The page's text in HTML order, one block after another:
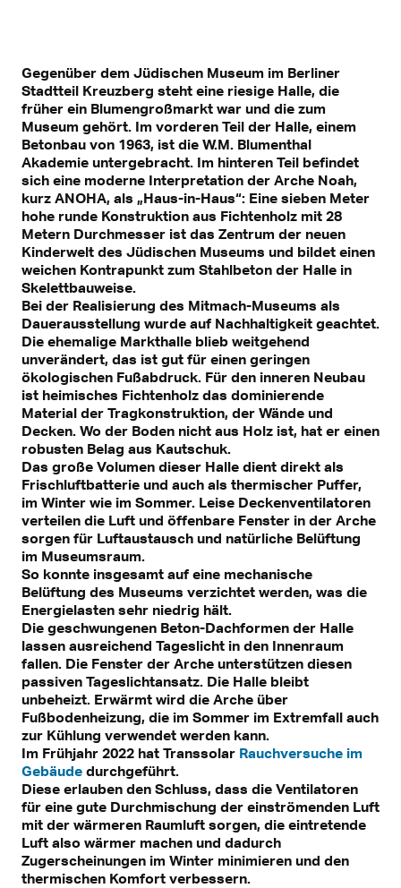
Gegenüber dem Jüdischen Museum im Berliner
Stadtteil Kreuzberg steht eine riesige Halle, die
früher ein Blumengroßmarkt war und die zum
Museum gehört. Im vorderen Teil der Halle, einem
Betonbau von 1963, ist die W.M. Blumenthal
Akademie untergebracht. Im hinteren Teil befindet
sich eine moderne Interpretation der Arche Noah,
kurz ANOHA, als „Haus-in-Haus“: Eine sieben Meter
hohe runde Konstruktion aus Fichtenholz mit 28
Metern Durchmesser ist das Zentrum der neuen
Kinderwelt des Jüdischen Museums und bildet einen
weichen Kontrapunkt zum Stahlbeton der Halle in
Skelettbauweise.
Bei der Realisierung des Mitmach-Museums als
Dauerausstellung wurde auf Nachhaltigkeit geachtet.
Die ehemalige Markthalle blieb weitgehend
unverändert, das ist gut für einen geringen
ökologischen Fußabdruck. Für den inneren Neubau
ist heimisches Fichtenholz das dominierende
Material der Tragkonstruktion, der Wände und
Decken. Wo der Boden nicht aus Holz ist, hat er einen
robusten Belag aus Kautschuk.
Das große Volumen dieser Halle dient direkt als
Frischluftbatterie und auch als thermischer Puffer,
im Winter wie im Sommer. Leise Deckenventilatoren
verteilen die Luft und öffenbare Fenster in der Arche
sorgen für Luftaustausch und natürliche Belüftung
im Museumsraum.
So konnte insgesamt auf eine mechanische
Belüftung des Museums verzichtet werden, was die
Energielasten sehr niedrig hält.
Die geschwungenen Beton-Dachformen der Halle
lassen ausreichend Tageslicht in den Innenraum
fallen. Die Fenster der Arche unterstützen diesen
passiven Tageslichtansatz. Die Halle bleibt
unbeheizt. Erwärmt wird die Arche über
Fußbodenheizung, die im Sommer im Extremfall auch
zur Kühlung verwendet werden kann.
Im Frühjahr 2022 hat Transsolar Rauchversuche im
Gebäude durchgeführt.
Diese erlauben den Schluss, dass die Ventilatoren
für eine gute Durchmischung der einströmenden Luft
mit der wärmeren Raumluft sorgen, die eintretende
Luft also wärmer machen und dadurch
Zugerscheinungen im Winter minimieren und den
thermischen Komfort verbessern.